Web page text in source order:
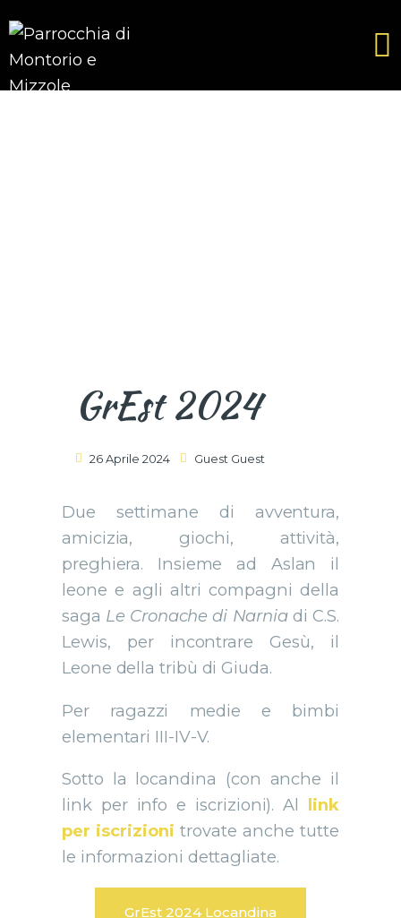
GrEst 2024
26 Aprile 2024 Guest Guest
Due settimane di avventura,
amicizia, giochi, attività,
preghiera. Insieme ad Aslan il
leone e agli altri compagni della
saga Le Cronache di Narnia di C.S.
Lewis, per incontrare Gesù, il
Leone della tribù di Giuda.
Per ragazzi medie e bimbi
elementari III-IV-V.
Sotto la locandina (con anche il
link per info e iscrizioni). Al link
per iscrizioni trovate anche tutte
le informazioni dettagliate.
GrEst 2024 Locandina